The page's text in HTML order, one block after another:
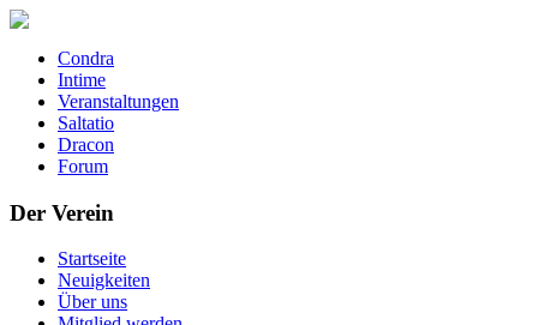
Condra
Intime
Veranstaltungen
Saltatio
Dracon
Forum
Der Verein
Startseite
Neuigkeiten
Über uns